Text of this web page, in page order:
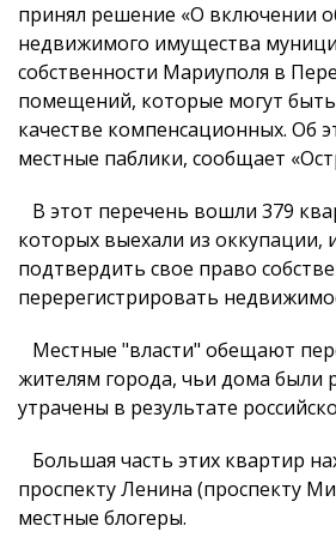
принял решение «О включении
недвижимого имущества
собственности Мариуполя в
помещений, которые могут
качестве компенсационных. Об
местные паблики, сообщает
В этот перечень вошли 379
которых выехали из оккупации,
подтвердить свое право
перерегистрировать
Местные "власти" обещают
жителям города, чьи дома были
утрачены в результате
Большая часть этих квартир
проспекту Ленина (проспекту
местные блогеры.